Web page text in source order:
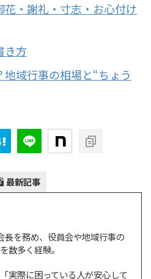
・謝礼・寸志・お心付け
き方
域行事の相場と“ちょう
最新記事
長を務め、役員会や地域行事の
数多く経験。
実際に困っている人が安心して